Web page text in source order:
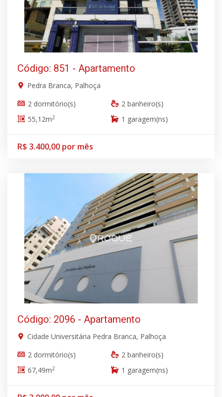
Código: 851 - Apartamento
Pedra Branca, Palhoça
2 dormitório(s)
2 banheiro(s)
55,12m2 1 garagem(ns)
R$ 3.400,00 por mês
Código: 2096 - Apartamento
Cidade Universitária Pedra Branca, Palhoça
2 dormitório(s)
2 banheiro(s)
67,49m2 1 garagem(ns)